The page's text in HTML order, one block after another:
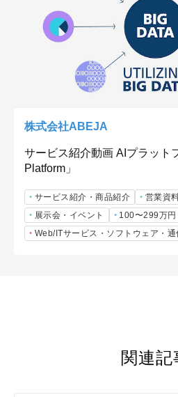
株式会社ABEJA
サービス紹介動画 AIプラット
Platform」
サービス紹介・商品紹介
営業資
展示会・イベント
100〜299万円
Web/ITサービス・ソフトウェア・通
関連記